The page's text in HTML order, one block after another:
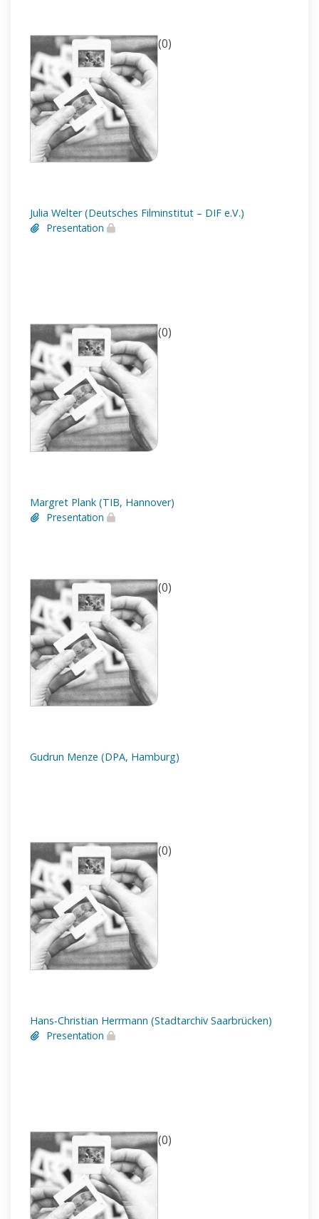
(0)
Julia Welter (Deutsches Filminstitut – DIF e.V.)
Presentation
(0)
Margret Plank (TIB, Hannover)
Presentation
(0)
Gudrun Menze (DPA, Hamburg)
(0)
Hans-Christian Herrmann (Stadtarchiv Saarbrücken)
Presentation
(0)